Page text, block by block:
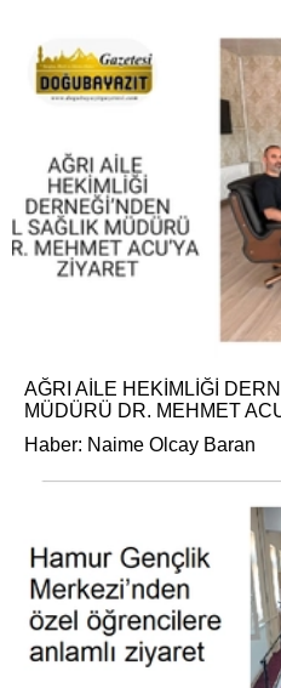
AĞRI AİLE HEKİMLİĞİ
MÜDÜRÜ DR. MEHMET
Haber: Naime Olcay Baran